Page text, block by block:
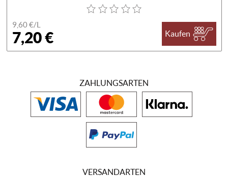
9,60 €/L
7,20 € Kaufen
ZAHLUNGSARTEN
VERSANDARTEN